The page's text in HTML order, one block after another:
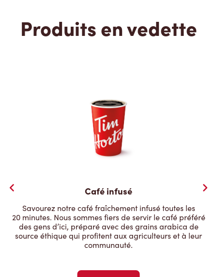
Produits en vedette
Café infusé
Savourez notre café fraîchement infusé toutes les
20 minutes. Nous sommes fiers de servir le café préféré
des gens d’ici, préparé avec des grains arabica de
source éthique qui profitent aux agriculteurs et à leur
communauté.